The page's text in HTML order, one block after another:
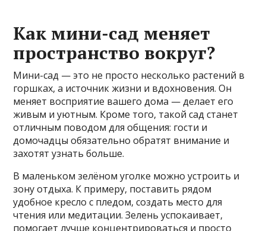
Как мини-сад меняет
пространство вокруг?
Мини-сад — это не просто несколько растений в
горшках, а источник жизни и вдохновения. Он
меняет восприятие вашего дома — делает его
живым и уютным. Кроме того, такой сад станет
отличным поводом для общения: гости и
домочадцы обязательно обратят внимание и
захотят узнать больше.
В маленьком зелёном уголке можно устроить и
зону отдыха. К примеру, поставить рядом
удобное кресло с пледом, создать место для
чтения или медитации. Зелень успокаивает,
помогает лучше концентрироваться и просто